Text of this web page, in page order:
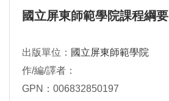
國立屏東師範學院課程綱要
出版單位： 國立屏東師範學院
作/編/譯者：
GPN：006832850197